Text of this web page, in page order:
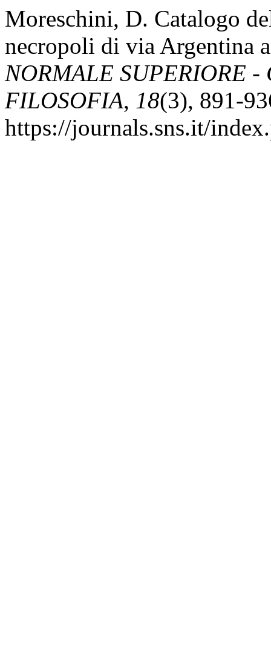
Moreschini, D. Catalogo
necropoli di via Argentina
NORMALE SUPERIORE -
FILOSOFIA, 18(3), 891-
https://journals.sns.it/